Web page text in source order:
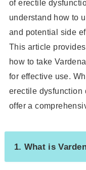
of erectile
understand how to
and potential side
This article
how to take
for effective use.
erectile dysfunction
offer a
1. What is